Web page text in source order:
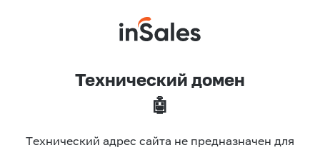
Технический домен
🤖
Технический адрес сайта не предназначен для